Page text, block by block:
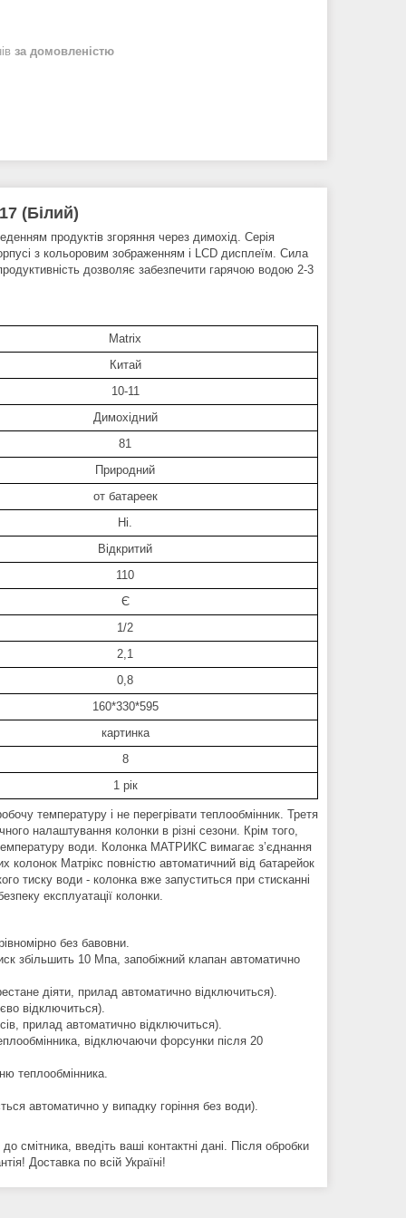
за домовленістю
(Білий)
продуктів згоряння через димохід. Серія
з кольоровим зображенням і LCD дисплеїм. Сила
дозволяє забезпечити гарячою водою 2-3
Matrix
Китай
10-11
Димохідний
81
Природний
от батареек
Ні.
Відкритий
110
Є
1/2
2,1
0,8
160*330*595
картинка
8
1 рік
температуру і не перегрівати теплообмінник. Третя
налаштування колонки в різні сезони. Крім того,
води. Колонка МАТРИКС вимагає з’єднання
Матрікс повністю автоматичний від батарейок
тиску води - колонка вже запуститься при стисканні
експлуатації колонки.
без бавовни.
збільшить 10 Мпа, запобіжний клапан автоматично
діяти, прилад автоматично відключиться).
відключиться).
прилад автоматично відключиться).
відключаючи форсунки після 20
теплообмінника.
автоматично у випадку горіння без води).
смітника, введіть ваші контактні дані. Після обробки
Доставка по всій Україні!